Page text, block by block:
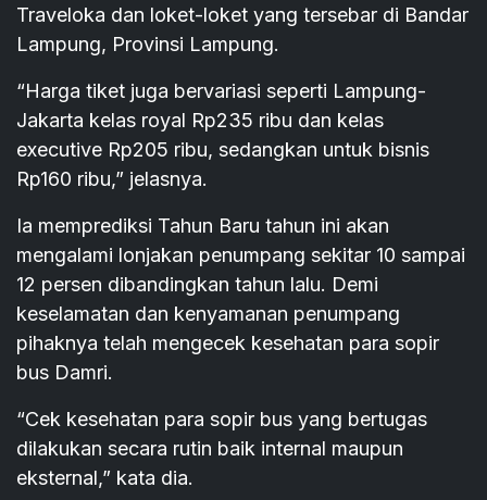
Traveloka dan loket-loket yang tersebar di Bandar
Lampung, Provinsi Lampung.
“Harga tiket juga bervariasi seperti Lampung-
Jakarta kelas royal Rp235 ribu dan kelas
executive Rp205 ribu, sedangkan untuk bisnis
Rp160 ribu,” jelasnya.
Ia memprediksi Tahun Baru tahun ini akan
mengalami lonjakan penumpang sekitar 10 sampai
12 persen dibandingkan tahun lalu. Demi
keselamatan dan kenyamanan penumpang
pihaknya telah mengecek kesehatan para sopir
bus Damri.
“Cek kesehatan para sopir bus yang bertugas
dilakukan secara rutin baik internal maupun
eksternal,” kata dia.